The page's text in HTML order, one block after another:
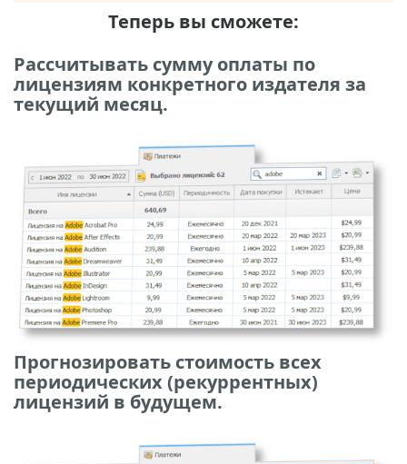
Теперь вы сможете:
Рассчитывать сумму оплаты по
лицензиям конкретного издателя за
текущий месяц.
Прогнозировать стоимость всех
периодических (рекуррентных)
лицензий в будущем.